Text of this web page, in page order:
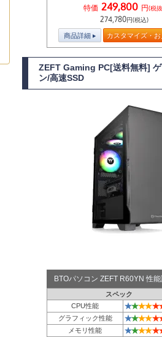
特価 249,800 円(税
274,780円(税込)
商品詳細 カスタマイズ・
ZEFT Gaming PC[送料無料]
ン/高速SSD
BTOパソコン ZEFT R60YN 性
スペック
CPU性能
★★★★★
グラフィック性能 ★★★★★
メモリ性能 ★★★★★